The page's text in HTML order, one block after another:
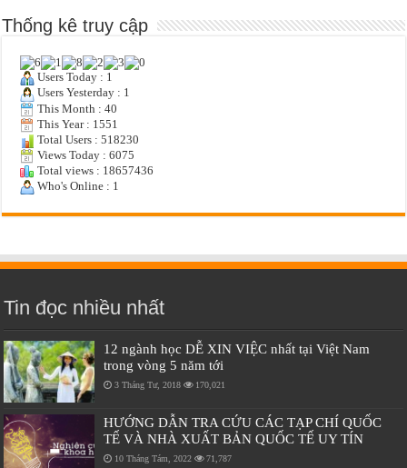
Thống kê truy cập
Users Today : 1
Users Yesterday : 1
This Month : 40
This Year : 1551
Total Users : 518230
Views Today : 6075
Total views : 18657436
Who's Online : 1
Tin đọc nhiều nhất
12 ngành học DỄ XIN VIỆC nhất tại Việt Nam
trong vòng 5 năm tới
3 Tháng Tư, 2018 170,021
HƯỚNG DẪN TRA CỨU CÁC TẠP CHÍ QUỐC
TẾ VÀ NHÀ XUẤT BẢN QUỐC TẾ UY TÍN
10 Tháng Tám, 2022 71,787